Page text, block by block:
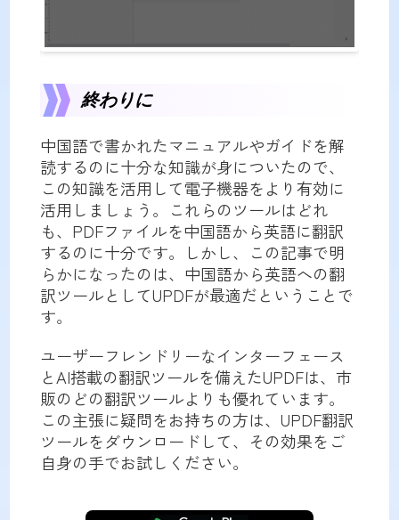
終わりに
中国語で書かれたマニュアルやガイドを解
読するのに十分な知識が身についたので、
この知識を活用して電子機器をより有効に
活用しましょう。これらのツールはどれ
も、PDFファイルを中国語から英語に翻訳
するのに十分です。しかし、この記事で明
らかになったのは、中国語から英語への翻
訳ツールとしてUPDFが最適だということで
す。
ユーザーフレンドリーなインターフェース
とAI搭載の翻訳ツールを備えたUPDFは、市
販のどの翻訳ツールよりも優れています。
この主張に疑問をお持ちの方は、UPDF翻訳
ツールをダウンロードして、その効果をご
自身の手でお試しください。